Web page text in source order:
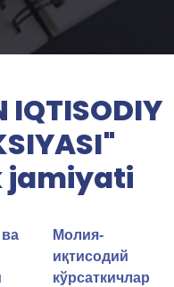
IQTISODIY
jamiyati
Молия-
иқтисодий
кўрсаткичлар